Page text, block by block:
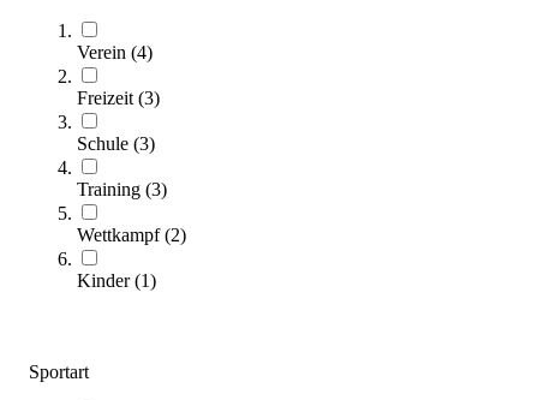
Verein (4)
Freizeit (3)
Schule (3)
Training (3)
Wettkampf(2)
Kinder(1)
Sportart
Noch 1 auf Lager
SALE